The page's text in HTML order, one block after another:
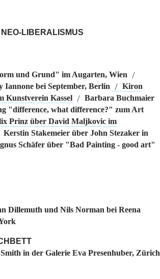
LIBERALISMUS
und Grund" im Augarten, Wien /
Iannone bei September, Berlin / Kiron
Kunstverein Kassel
/ Barbara Buchmaier
"difference, what difference?" zum Art
Prinz über David Maljkovic im
Kerstin Stakemeier über John Stezaker in
Schäfer über "Bad Painting - good art"
Dillemuth und Nils Norman bei Reena
in der Galerie Eva Presenhuber, Zürich